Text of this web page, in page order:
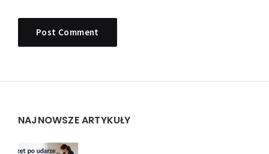
Widgets
NAJNOWSZE ARTYKUŁY